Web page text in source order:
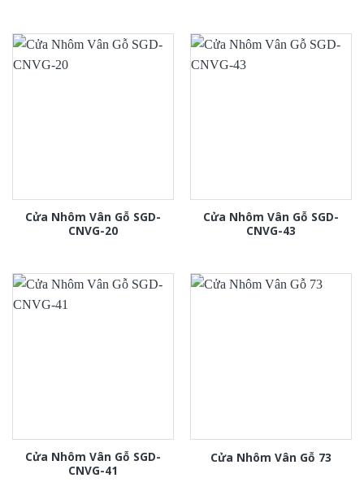
Cửa Nhôm Vân Gỗ SGD-
CNVG-20
Cửa Nhôm Vân Gỗ SGD-
CNVG-43
Cửa Nhôm Vân Gỗ SGD-
CNVG-41
Cửa Nhôm Vân Gỗ 73